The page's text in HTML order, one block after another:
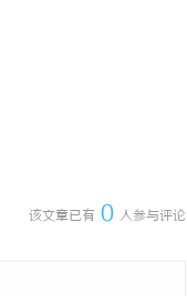
该文章已有 0 人参与评论